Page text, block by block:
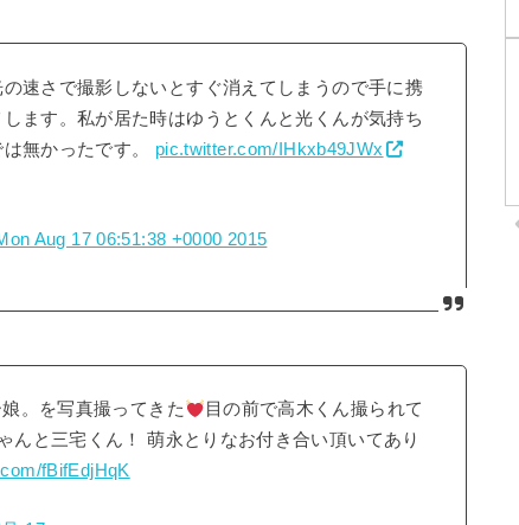
速さで撮影しないとすぐ消えてしまうので手に携
ます。私が居た時はゆうとくんと光くんが気持ち
無かったです。 pic.twitter.com/IHkxb49JWx
Aug 17 06:51:38 +0000 2015
。を写真撮ってきた
目の前で高木くん撮られて
んと三宅くん！ 萌永とりなお付き合い頂いてあり
fBifEdjHqK